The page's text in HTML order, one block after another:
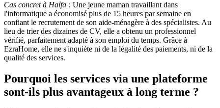
Cas concret à Haïfa : Une jeune maman travaillant dans
l'informatique a économisé plus de 15 heures par semaine en
confiant le recrutement de son aide-ménagère à des spécialistes. Au
lieu de trier des dizaines de CV, elle a obtenu un professionnel
vérifié, parfaitement adapté à son emploi du temps. Grâce à
EzraHome, elle ne s'inquiète ni de la légalité des paiements, ni de la
qualité des services.
Pourquoi les services via une plateforme
sont-ils plus avantageux à long terme ?